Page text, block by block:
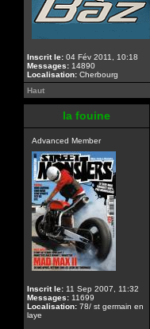
Inscrit le: 04 Fév 2011, 10:18
Messages: 14890
Localisation: Cherbourg
Haut
la fouine
Advanced Member
Inscrit le: 11 Sep 2007, 11:32
Messages: 11699
Localisation: 78/ st germain en
laye